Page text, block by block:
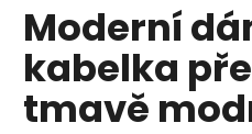
Moderní
kabelka
tmavě